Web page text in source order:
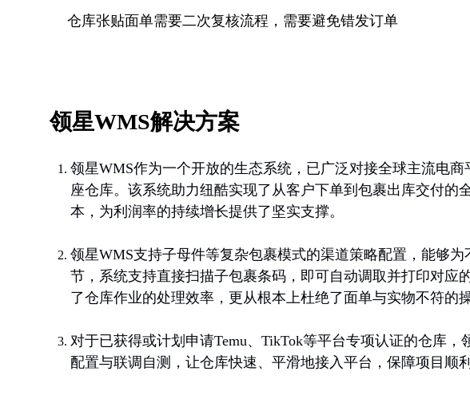
仓库张贴面单需要二次复核流程，需要避免错发订单
领星WMS解决方案
领星WMS作为一个开放的生态系统，已广泛对接全球主流电
座仓库。该系统助力纽酷实现了从客户下单到包裹出库交付
本，为利润率的持续增长提供了坚实支撑。
领星WMS支持子母件等复杂包裹模式的渠道策略配置，能够
节，系统支持直接扫描子包裹条码，即可自动调取并打印对
了仓库作业的处理效率，更从根本上杜绝了面单与实物不符的
对于已获得或计划申请Temu、TikTok等平台专项认证的仓库
配置与联调自测，让仓库快速、平滑地接入平台，保障项目顺利